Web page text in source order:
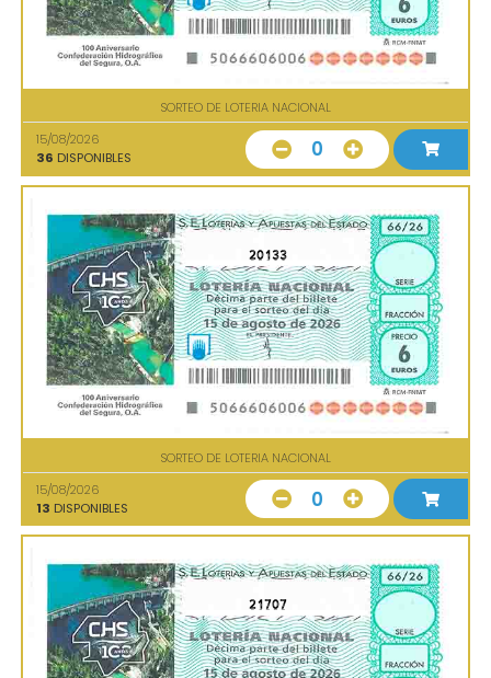
SORTEO DE LOTERIA NACIONAL
15/08/2026
36 DISPONIBLES 0
20133
SORTEO DE LOTERIA NACIONAL
15/08/2026
13 DISPONIBLES 0
21707